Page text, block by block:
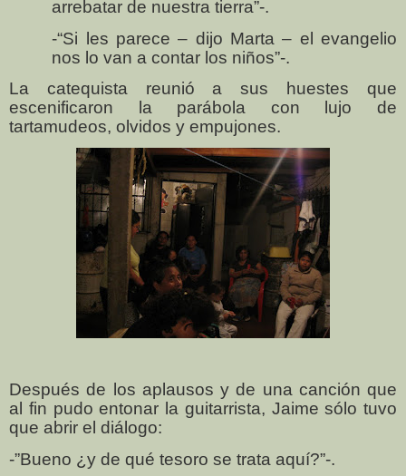
arrebatar de nuestra tierra”-.
-“Si les parece – dijo Marta – el evangelio
nos lo van a contar los niños”-.
La catequista reunió a sus huestes que
escenificaron la parábola con lujo de
tartamudeos, olvidos y empujones.
Después de los aplausos y de una canción que
al fin pudo entonar la guitarrista, Jaime sólo tuvo
que abrir el diálogo:
-”Bueno ¿y de qué tesoro se trata aquí?”-.